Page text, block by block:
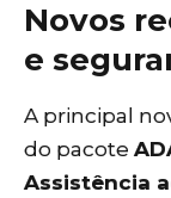
Novos
e
A principal
do pacote
Assistência